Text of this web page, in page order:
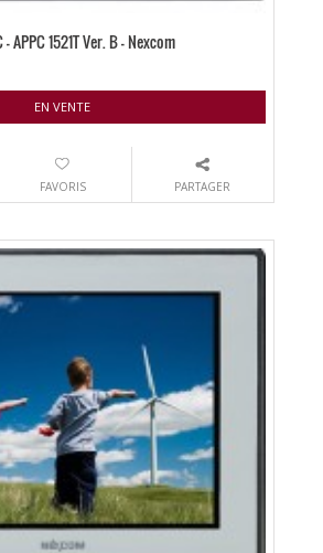
APPC 1521T Ver. B – Nexcom
EN VENTE
FAVORIS PARTAGER